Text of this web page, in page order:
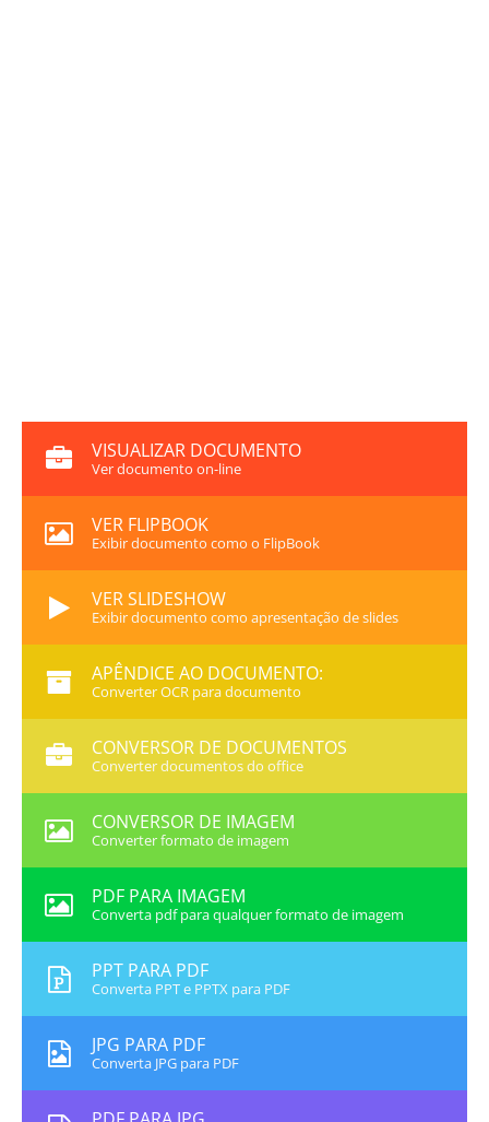
VISUALIZAR DOCUMENTO
Ver documento on-line
VER FLIPBOOK
Exibir documento como o FlipBook
VER SLIDESHOW
Exibir documento como apresentação de slides
APÊNDICE AO DOCUMENTO:
Converter OCR para documento
CONVERSOR DE DOCUMENTOS
Converter documentos do office
CONVERSOR DE IMAGEM
Converter formato de imagem
PDF PARA IMAGEM
Converta pdf para qualquer formato de imagem
PPT PARA PDF
Converta PPT e PPTX para PDF
JPG PARA PDF
Converta JPG para PDF